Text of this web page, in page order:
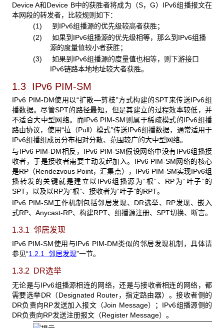
Device A和Device B中的获胜者将成为（S，G）IPv6组播报文在
本网段的转发者，比较规则如下：
(1) 到IPv6组播源的优先级较高者获胜；
(2) 如果到IPv6组播源的优先级相等，那么到IPv6组播
源的度量值较小者获胜；
(3) 如果到IPv6组播源的度量值也相等，则下游接口
IPv6链路本地地址较大者获胜。
1.3 IPv6 PIM-SM
IPv6 PIM-DM使用以“扩散—剪枝”方式构建的SPT来传送IPv6组
播数据。尽管SPT的路径最短，但是其建立的过程效率较低，并
不适合大中型网络。而IPv6 PIM-SM则属于稀疏模式的IPv6组播
路由协议，使用“拉（Pull）模式”传送IPv6组播数据，通常适用于
IPv6组播组成员分布相对分散、范围较广的大中型网络。
与IPv6 PIM-DM相反，IPv6 PIM-SM假设网络中没有IPv6组播接
收者，于是接收者需要主动发起加入。IPv6 PIM-SM网络的核心
是RP（Rendezvous Point，汇集点），IPv6 PIM-SM实现IPv6组
播转发的关键就是建立以IPv6组播源为“根”、RP为“叶子”的
SPT，以及以RP为“根”、接收者为“叶子”的RPT。
IPv6 PIM-SM工作机制包括邻居发现、DR选举、RP发现、嵌入
式RP、Anycast-RP、构建RPT、组播源注册、SPT切换、断言。
1.3.1 邻居发现
IPv6 PIM-SM使用与IPv6 PIM-DM类似的邻居发现机制，具体请
参见“1.2.1 邻居发现”一节。
1.3.2 DR选举
无论是与IPv6组播源相连的网络，还是与接收者相连的网络，都
需要选举DR（Designated Router，指定路由器）。接收者侧的
DR负责向RP发送加入报文（Join Message）；IPv6组播源侧的
DR负责向RP发送注册报文（Register Message）。